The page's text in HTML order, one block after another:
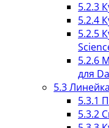
5.2.3
5.2.4
5.2.5
5.2.6
для
5.3
5.3.1
5.3.2